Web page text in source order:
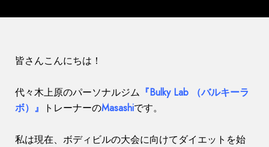
皆さんこんにちは！
代々木上原のパーソナルジム 『Bulky Lab （バルキーラ
ボ）』
トレーナーのMasashiです。
私は現在、ボディビルの大会に向けてダイエットを始